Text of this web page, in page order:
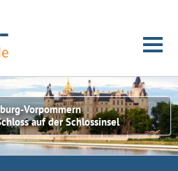
Vorpommern
auf der Schlossinsel